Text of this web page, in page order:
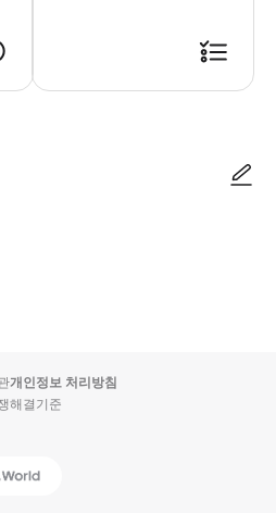
개인정보 처리방침
해결기준
Global